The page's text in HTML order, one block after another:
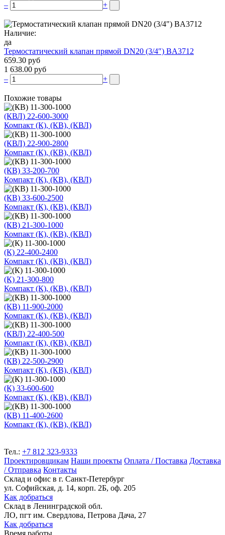
–
+
Наличие:
да
Термостатический клапан прямой DN20 (3/4″) BA3712
659.30 руб
1 638.00 руб
–
+
Похожие товары
(КВЛ) 22-600-3000
Компакт (К), (КВ), (КВЛ)
(КВЛ) 22-900-2800
Компакт (К), (КВ), (КВЛ)
(КВ) 33-200-700
Компакт (К), (КВ), (КВЛ)
(КВ) 33-600-2500
Компакт (К), (КВ), (КВЛ)
(КВ) 21-300-1000
Компакт (К), (КВ), (КВЛ)
(К) 22-400-2400
Компакт (К), (КВ), (КВЛ)
(К) 21-300-800
Компакт (К), (КВ), (КВЛ)
(КВ) 11-900-2000
Компакт (К), (КВ), (КВЛ)
(КВЛ) 22-400-500
Компакт (К), (КВ), (КВЛ)
(КВ) 22-500-2900
Компакт (К), (КВ), (КВЛ)
(К) 33-600-600
Компакт (К), (КВ), (КВЛ)
(КВ) 11-400-2600
Компакт (К), (КВ), (КВЛ)
Тел.: +7 812 323-9333
Проектировщикам Наши проекты Оплата / Поставка Доставка
/ Отправка Контакты
Склад и офис в г. Санкт-Петербург
ул. Софийская, д. 14, корп. 2Б, оф. 205
Как добраться
Склад в Ленинградской обл.
ЛО, пгт им. Свердлова, Петрова Дача, 27
Как добраться
Время работы